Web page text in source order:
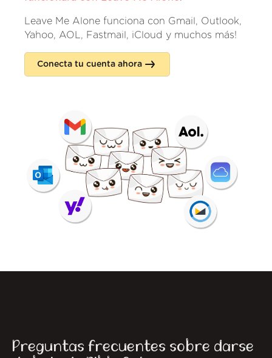
Leave Me Alone funciona con Gmail, Outlook,
Yahoo, AOL, Fastmail, iCloud y muchos más!
Conecta tu cuenta ahora
Preguntas frecuentes sobre darse